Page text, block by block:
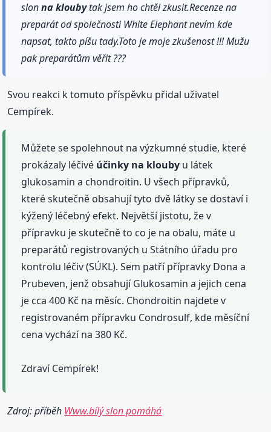
slonna kloubytak jsem ho chtěl zkusit.Recenze na
preparát od společnosti White Elephant nevím kde
napsat, takto píšu tady.Toto je moje zkušenost !!! Mužu
pak preparátům věřit ???
Svou reakci k tomuto příspěvku přidal uživatel
Cempírek.
Můžete se spolehnout na výzkumné studie, které
prokázaly léčivé účinky na klouby u látek
glukosamin a chondroitin. U všech přípravků,
které skutečně obsahují tyto dvě látky se dostaví i
kýžený léčebný efekt. Největší jistotu, že v
přípravku je skutečně to co je na obalu, máte u
preparátů registrovaných u Státního úřadu pro
kontrolu léčiv (SÚKL). Sem patří přípravky Dona a
Prubeven, jenž obsahují Glukosamin a jejich cena
je cca 400 Kč na měsíc. Chondroitin najdete v
registrovaném přípravku Condrosulf, kde měsíční
cena vychází na 380 Kč.
Zdraví Cempírek!
Zdroj: příběh Www.bílý slon pomáhá